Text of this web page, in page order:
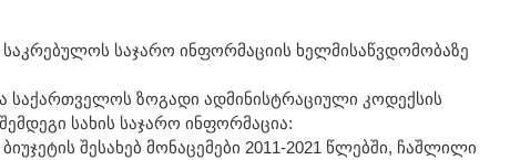
საჯარო ინფორმაციის ხელმისაწვდომობაზე
საქართველოს ზოგადი ადმინისტრაციული კოდექსის
სახის საჯარო ინფორმაცია:
შესახებ მონაცემები 2011-2021 წლებში, ჩაშლილი